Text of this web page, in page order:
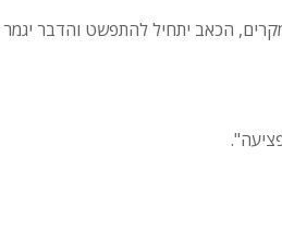
הכאב יתחיל להתפשט והדבר יגמר